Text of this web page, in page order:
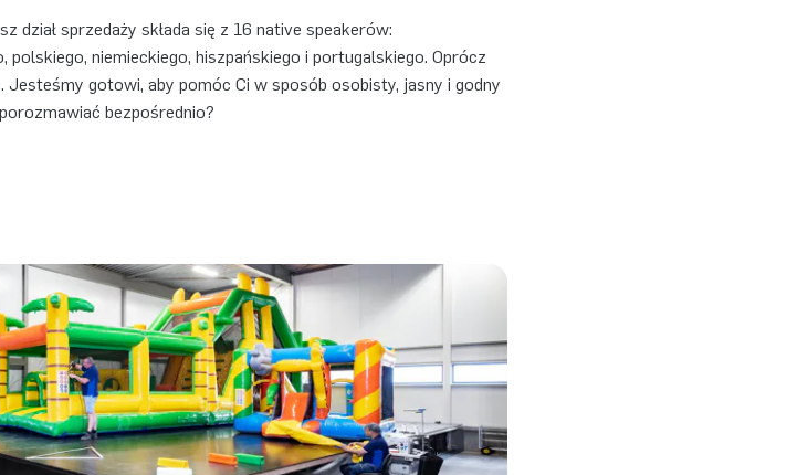
dział sprzedaży składa się z 16 native speakerów:
polskiego, niemieckiego, hiszpańskiego i portugalskiego. Oprócz
gotowi, aby pomóc Ci w sposób osobisty, jasny i godny
bezpośrednio?